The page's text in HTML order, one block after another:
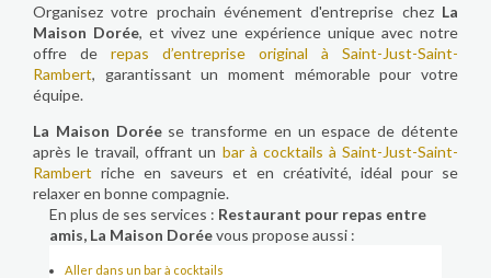
Organisez votre prochain événement d'entreprise chez La
Maison Dorée, et vivez une expérience unique avec notre
offre de repas d’entreprise original à Saint-Just-Saint-
Rambert, garantissant un moment mémorable pour votre
équipe.
La Maison Doréese transforme en un espace de détente
après le travail, offrant un bar à cocktails à Saint-Just-Saint-
Rambert riche en saveurs et en créativité, idéal pour se
relaxer en bonne compagnie.
En plus de ses services : Restaurant pour repas entre
amis, La Maison Doréevous propose aussi :
Aller dans un bar à cocktails